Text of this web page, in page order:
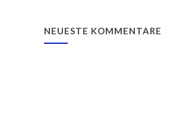
NEUESTE KOMMENTARE